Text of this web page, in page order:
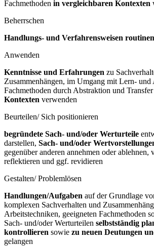
Fachmethoden in vergleichbaren Kontexten
Beherrschen
Handlungs- und Verfahrensweisen
Anwenden
Kenntnisse und Erfahrungen zu
Zusammenhängen, im Umgang mit Lern- und
Fachmethoden durch Abstraktion und Transfer
Kontexten verwenden
Beurteilen/ Sich positionieren
begründete Sach- und/oder Werturteile
darstellen, Sach- und/oder
gegenüber anderen annehmen oder ablehnen,
reflektieren und ggf. revidieren
Gestalten/ Problemlösen
Handlungen/Aufgaben auf der Grundlage
komplexen Sachverhalten und
Arbeitstechniken, geeigneten Fachmethoden
Sach- und/oder Werturteilen selbstständig
kontrollieren sowie zu neuen Deutungen
gelangen